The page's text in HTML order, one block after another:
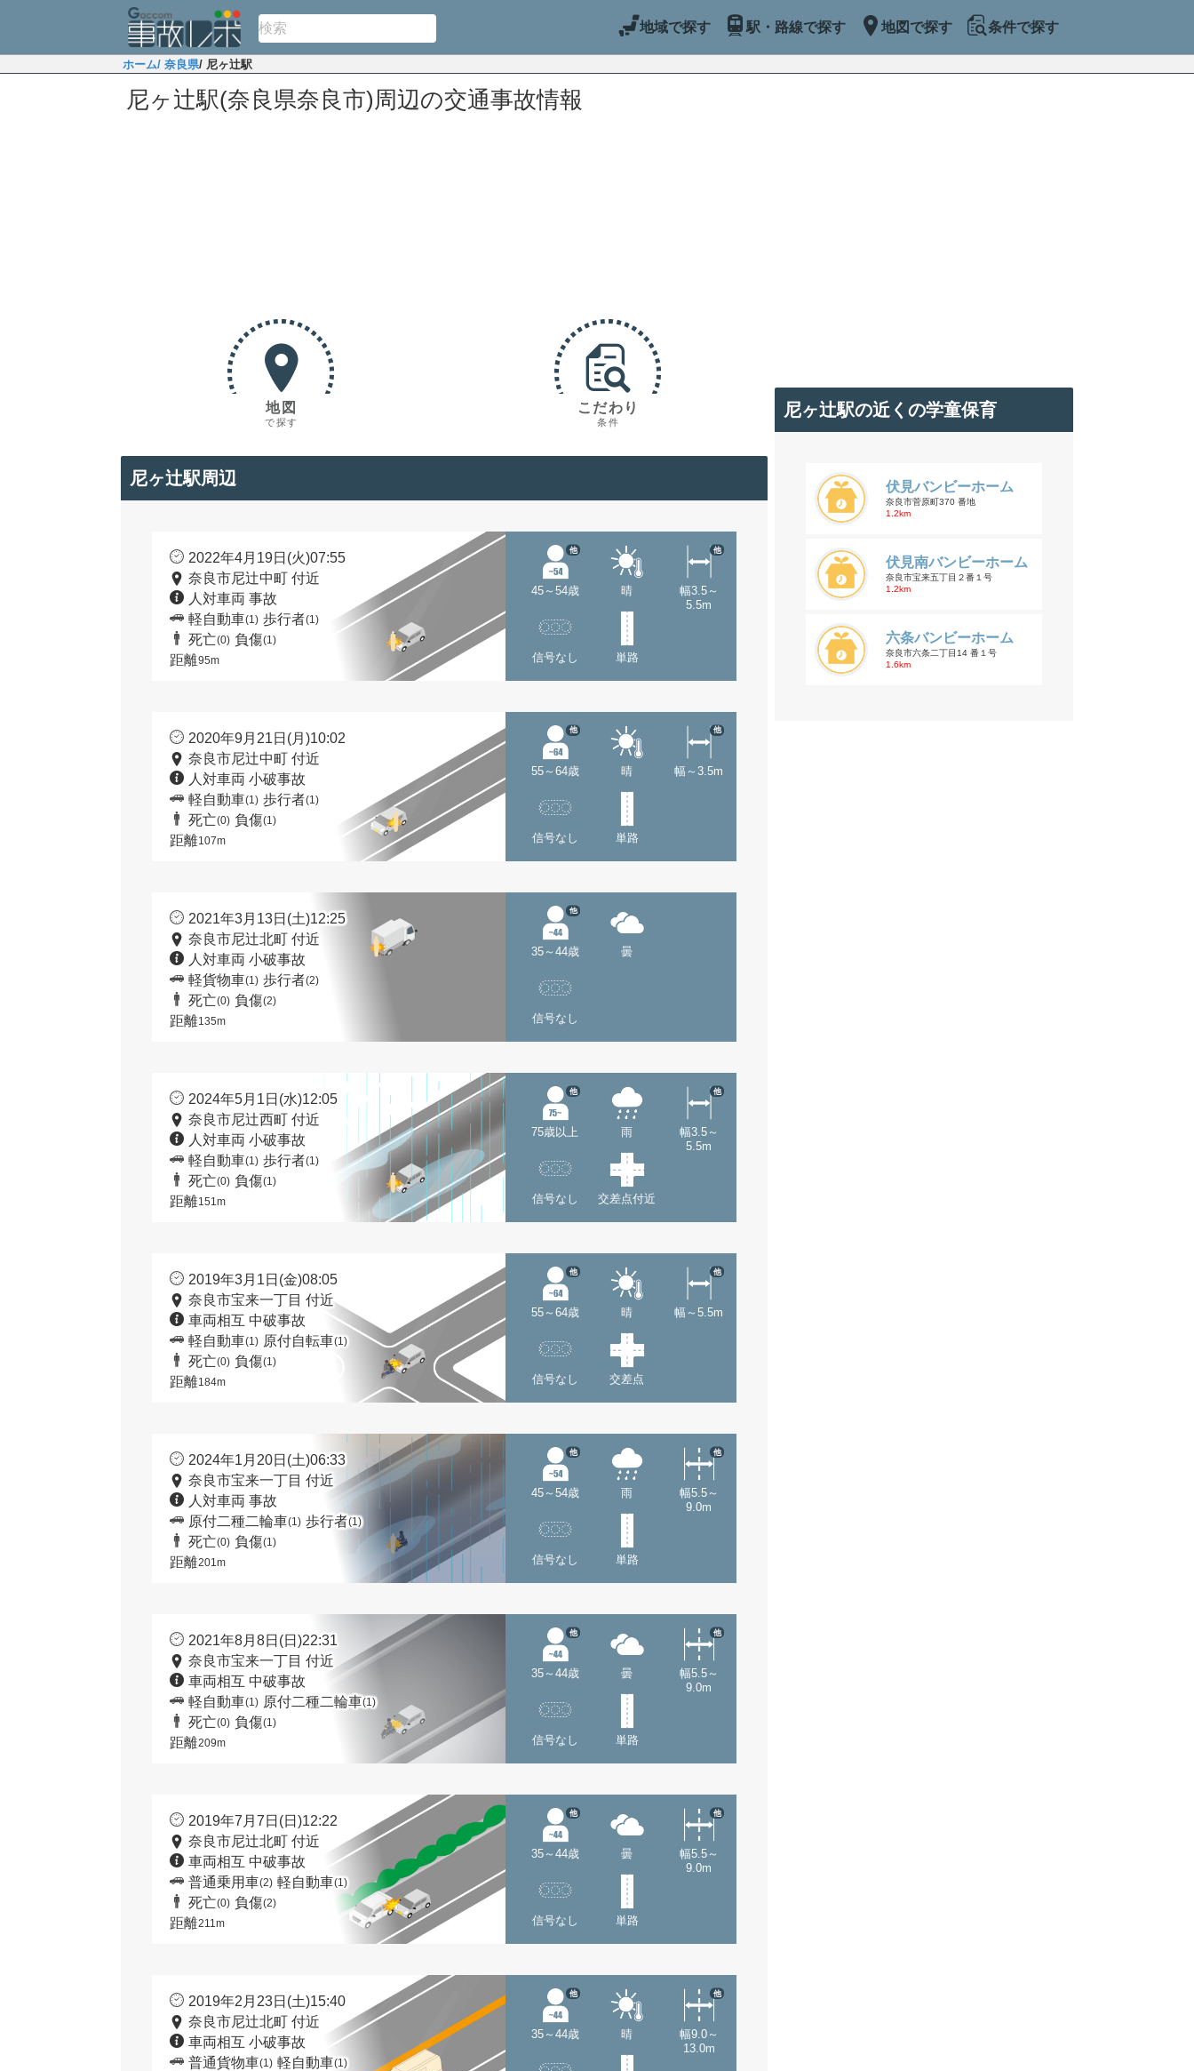
地域で探す 駅・路線で探す 地図で探す 条件で探す
ホーム/ 奈良県/ 尼ヶ辻駅
尼ヶ辻駅(奈良県奈良市)周辺の交通事故情報
地図
で探す
こだわり
条件
尼ヶ辻駅周辺
2022年4月19日(火)07:55
奈良市尼辻中町 付近
人対車両 事故
軽自動車(1) 歩行者(1)
死亡(0) 負傷(1)
距離95m
45～54歳
他
晴
幅3.5～
5.5m
他
信号なし 単路
2020年9月21日(月)10:02
奈良市尼辻中町 付近
人対車両 小破事故
軽自動車(1) 歩行者(1)
死亡(0) 負傷(1)
距離107m
55～64歳
他
晴 幅～3.5m
他
信号なし 単路
2021年3月13日(土)12:25
奈良市尼辻北町 付近
人対車両 小破事故
軽貨物車(1) 歩行者(2)
死亡(0) 負傷(2)
距離135m
35～44歳
他
曇
信号なし
2024年5月1日(水)12:05
奈良市尼辻西町 付近
人対車両 小破事故
軽自動車(1) 歩行者(1)
死亡(0) 負傷(1)
距離151m
75歳以上
他
雨
幅3.5～
5.5m
他
信号なし 交差点付近
2019年3月1日(金)08:05
奈良市宝来一丁目 付近
車両相互 中破事故
軽自動車(1) 原付自転車(1)
死亡(0) 負傷(1)
距離184m
55～64歳
他
晴 幅～5.5m
他
信号なし 交差点
2024年1月20日(土)06:33
奈良市宝来一丁目 付近
人対車両 事故
原付二種二輪車(1) 歩行者(1)
死亡(0) 負傷(1)
距離201m
45～54歳
他
雨
幅5.5～
9.0m
他
信号なし 単路
2021年8月8日(日)22:31
奈良市宝来一丁目 付近
車両相互 中破事故
軽自動車(1) 原付二種二輪車(1)
死亡(0) 負傷(1)
距離209m
35～44歳
他
曇
幅5.5～
9.0m
他
信号なし 単路
2019年7月7日(日)12:22
奈良市尼辻北町 付近
車両相互 中破事故
普通乗用車(2) 軽自動車(1)
死亡(0) 負傷(2)
距離211m
35～44歳
他
曇
幅5.5～
9.0m
他
信号なし 単路
2019年2月23日(土)15:40
奈良市尼辻北町 付近
車両相互 小破事故
普通貨物車(1) 軽自動車(1)
35～44歳
他
晴
幅9.0～
13.0m
他
尼ヶ辻駅の近くの学童保育
伏見バンビーホーム
奈良市菅原町370 番地
1.2km
伏見南バンビーホーム
奈良市宝来五丁目２番１号
1.2km
六条バンビーホーム
奈良市六条二丁目14 番１号
1.6km